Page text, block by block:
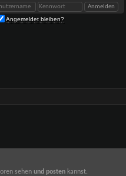
Angemeldet bleiben?
sehenund posten kannst.